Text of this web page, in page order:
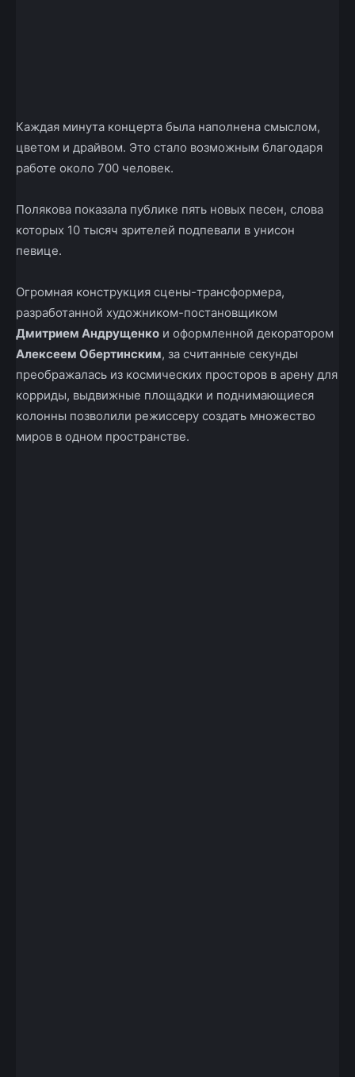
Каждая минута концерта была наполнена смыслом,
цветом и драйвом. Это стало возможным благодаря
работе около 700 человек.
Полякова показала публике пять новых песен, слова
которых 10 тысяч зрителей подпевали в унисон
певице.
Огромная конструкция сцены-трансформера,
разработанной художником-постановщиком
Дмитрием Андрущенко и оформленной декоратором
Алексеем Обертинским, за считанные секунды
преображалась из космических просторов в арену для
корриды, выдвижные площадки и поднимающиеся
колонны позволили режиссеру создать множество
миров в одном пространстве.